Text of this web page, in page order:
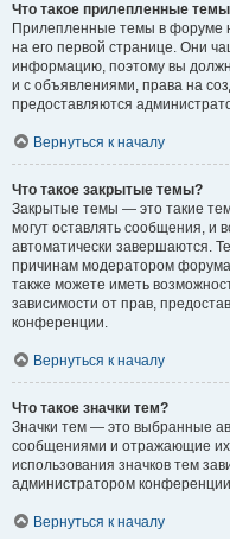
Что такое прилепленные
Прилепленные темы в форуме
на его первой странице. Они
информацию, поэтому вы
и с объявлениями, права на
предоставляются
Вернуться к началу
Что такое закрытые темы?
Закрытые темы — это такие
могут оставлять сообщения, и
автоматически завершаются.
причинам модератором
также можете иметь
зависимости от прав,
конференции.
Вернуться к началу
Что такое значки тем?
Значки тем — это выбранные
сообщениями и отражающие
использования значков тем
администратором
Вернуться к началу